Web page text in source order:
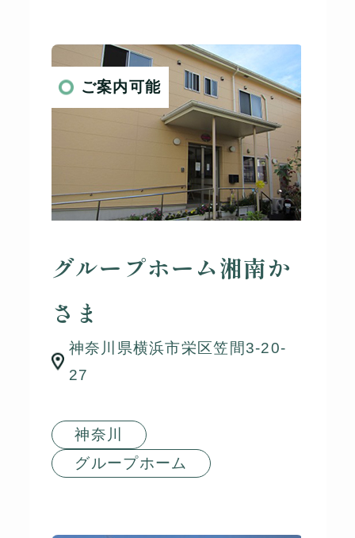
ご案内可能
グループホーム湘南か
さま
神奈川県横浜市栄区笠間3-20-
27
神奈川
グループホーム